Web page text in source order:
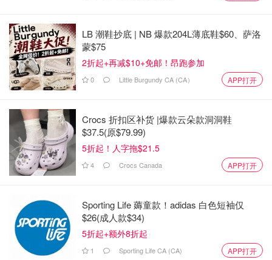
第四站：施华洛世奇概念店
LB 潮鞋抄底 | NB 爆款204L薄底鞋$60、萨洛
蒙$75
2折起+再减$10+免邮！昂跑参加
0 Little Burgundy CA (CA） APP打开
Crocs 折扣区补货 |爆款云朵款洞洞鞋
$37.5(原$79.99)
5折起！人字拖$21.5
4 Crocs Canada APP打开
Sporting Life 薅童款！adidas 白色短袖仅
$26(成人款$34)
5折起+额外8折起
1 Sporting Life CA (CA) APP打开